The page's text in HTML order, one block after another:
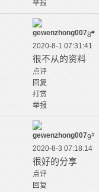
举报
gewenzhong0078#
2020-8-1 07:31:41
很不从的资料
点评
回复
打赏
举报
gewenzhong0079#
2020-8-3 07:18:14
很好的分享
点评
回复